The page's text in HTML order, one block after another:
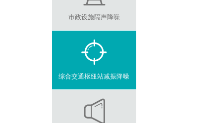
市政设施隔声降噪
综合交通枢纽站减振降噪